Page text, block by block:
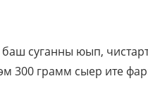
суганны юып,
300 грамм сыер ите